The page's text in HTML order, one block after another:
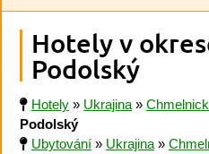
Hotely v
Podolský
Hotely » Ukrajina »
Podolský
Ubytování » Ukrajina »